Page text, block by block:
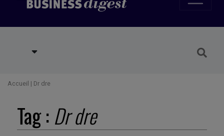
Accueil | Dr dre
Tag : Dr dre